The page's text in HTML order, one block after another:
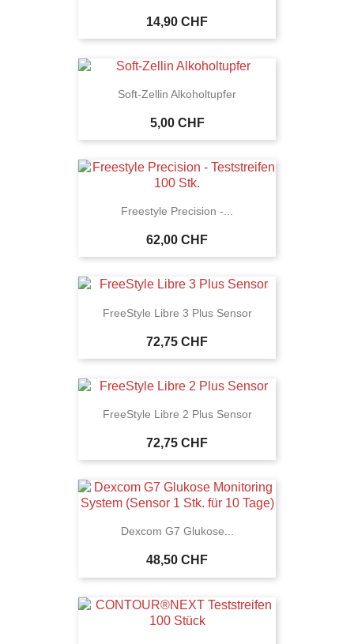
14,90 CHF
Soft-Zellin Alkoholtupfer
5,00 CHF
Freestyle Precision -...
62,00 CHF
FreeStyle Libre 3 Plus Sensor
72,75 CHF
FreeStyle Libre 2 Plus Sensor
72,75 CHF
Dexcom G7 Glukose...
48,50 CHF